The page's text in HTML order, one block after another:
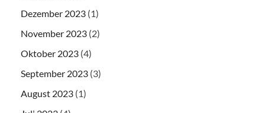
Dezember 2023 (1)
November 2023 (2)
Oktober 2023 (4)
September 2023 (3)
August 2023 (1)